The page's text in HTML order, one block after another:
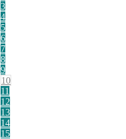
3
4
5
6
7
8
9
10
11
12
13
14
15